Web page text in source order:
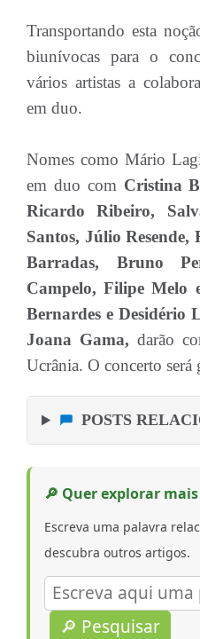
Transportando esta
biunívocas para o
vários artistas a
em duo.
Nomes como Mário
em duo com Cristina
Ricardo Ribeiro,
Santos, Júlio Resende,
Barradas, Bruno
Campelo, Filipe Melo
Bernardes e Desidério
Joana Gama, darão
Ucrânia. O concerto será
POSTS
🔎 Quer explorar
Escreva uma palavra
descubra outros artigos.
🔎 Pesquisar